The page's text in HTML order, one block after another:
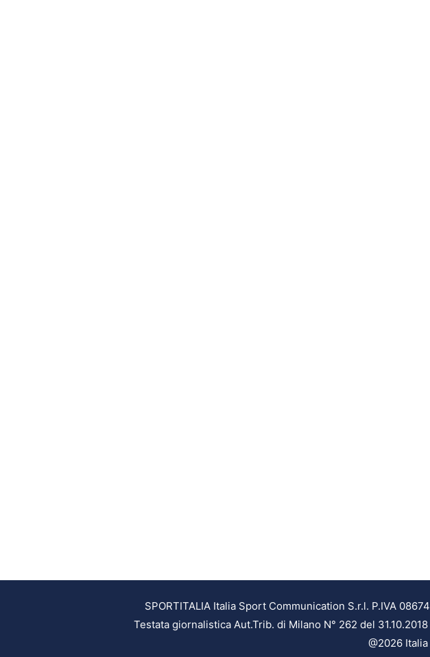
SPORTITALIA Italia Sport Communication S.r.l. P.IVA
Testata giornalistica Aut.Trib. di Milano N° 262 del
@2026